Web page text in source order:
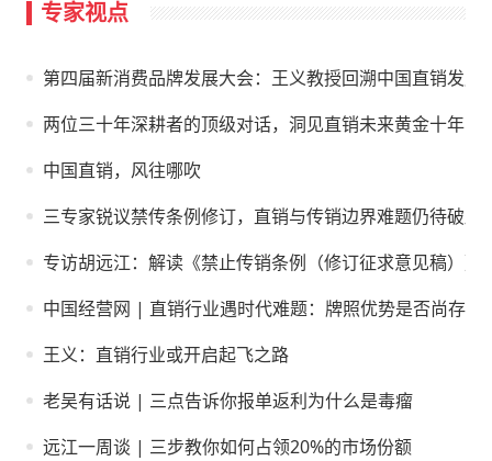
专家视点
第四届新消费品牌发展大会：王义教授回溯中国直销发展
两位三十年深耕者的顶级对话，洞见直销未来黄金十年
中国直销，风往哪吹
三专家锐议禁传条例修订，直销与传销边界难题仍待破局
专访胡远江：解读《禁止传销条例（修订征求意见稿）》
中国经营网 | 直销行业遇时代难题：牌照优势是否尚存
王义：直销行业或开启起飞之路
老吴有话说 | 三点告诉你报单返利为什么是毒瘤
远江一周谈 | 三步教你如何占领20%的市场份额